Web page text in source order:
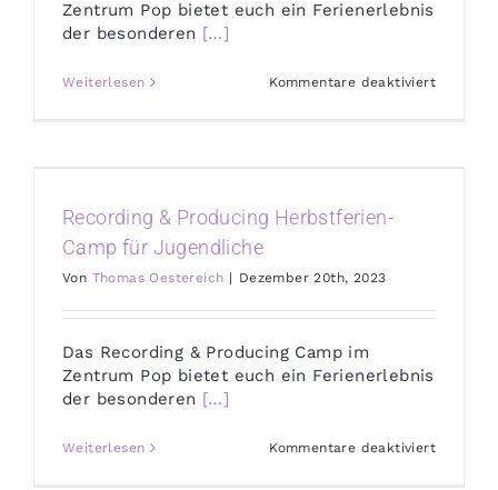
Zentrum Pop bietet euch ein Ferienerlebnis
der besonderen […]
Weiterlesen Kommentare deaktiviertfür
Recording & Producing Herbstferien-
Camp für Jugendliche
Von Thomas Oestereich | Dezember 20th, 2023
Das Recording & Producing Camp im
Zentrum Pop bietet euch ein Ferienerlebnis
der besonderen […]
Weiterlesen Kommentare deaktiviertfür